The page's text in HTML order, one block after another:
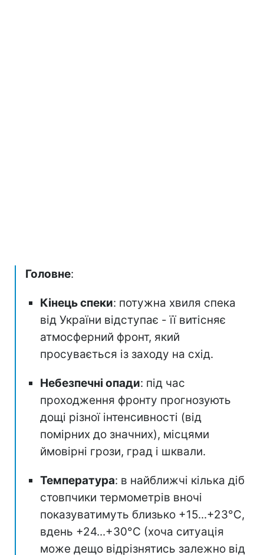
Головне:
Кінець спеки: потужна хвиля спека
від України відступає - її витісняє
атмосферний фронт, який
просувається із заходу на схід.
Небезпечні опади: під час
проходження фронту прогнозують
дощі різної інтенсивності (від
помірних до значних), місцями
ймовірні грози, град і шквали.
Температура: в найближчі кілька діб
стовпчики термометрів вночі
показуватимуть близько +15...+23°С,
вдень +24...+30°C (хоча ситуація
може дещо відрізнятись залежно від